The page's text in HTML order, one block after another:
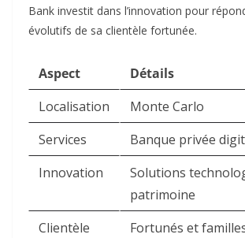
Bank investit dans l’innovation pour
évolutifs de sa clientèle fortunée.​
Aspect
Détails
Localisation
Monte Carlo
Services
Banque privée
Innovation
Solutions
patrimoine
Clientèle
Fortunés et